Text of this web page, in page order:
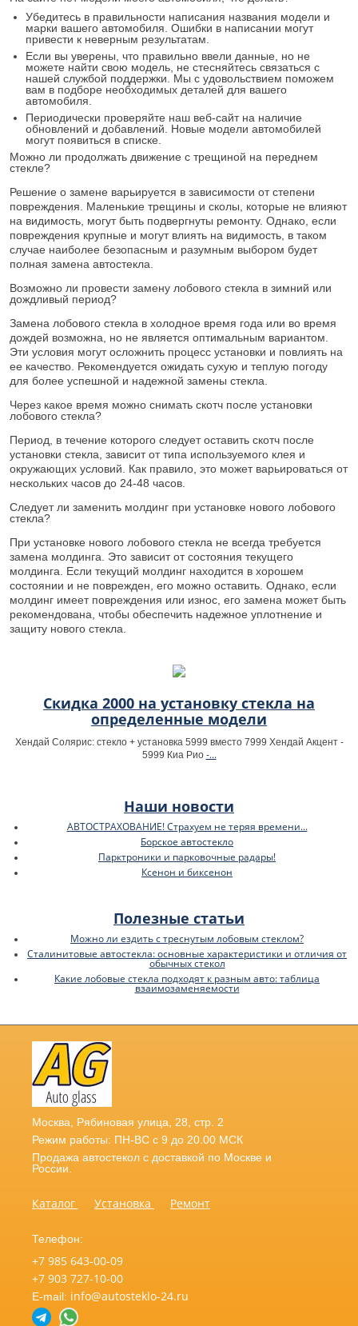
Убедитесь в правильности написания названия модели и
марки вашего автомобиля. Ошибки в написании могут
привести к неверным результатам.
Если вы уверены, что правильно ввели данные, но не
можете найти свою модель, не стесняйтесь связаться с
нашей службой поддержки. Мы с удовольствием поможем
вам в подборе необходимых деталей для вашего
автомобиля.
Периодически проверяйте наш веб-сайт на наличие
обновлений и добавлений. Новые модели автомобилей
могут появиться в списке.
Можно ли продолжать движение с трещиной на переднем
стекле?
Решение о замене варьируется в зависимости от степени
повреждения. Маленькие трещины и сколы, которые не влияют
на видимость, могут быть подвергнуты ремонту. Однако, если
повреждения крупные и могут влиять на видимость, в таком
случае наиболее безопасным и разумным выбором будет
полная замена автостекла.
Возможно ли провести замену лобового стекла в зимний или
дождливый период?
Замена лобового стекла в холодное время года или во время
дождей возможна, но не является оптимальным вариантом.
Эти условия могут осложнить процесс установки и повлиять на
ее качество. Рекомендуется ожидать сухую и теплую погоду
для более успешной и надежной замены стекла.
Через какое время можно снимать скотч после установки
лобового стекла?
Период, в течение которого следует оставить скотч после
установки стекла, зависит от типа используемого клея и
окружающих условий. Как правило, это может варьироваться от
нескольких часов до 24-48 часов.
Следует ли заменить молдинг при установке нового лобового
стекла?
При установке нового лобового стекла не всегда требуется
замена молдинга. Это зависит от состояния текущего
молдинга. Если текущий молдинг находится в хорошем
состоянии и не поврежден, его можно оставить. Однако, если
молдинг имеет повреждения или износ, его замена может быть
рекомендована, чтобы обеспечить надежное уплотнение и
защиту нового стекла.
Скидка 2000 на установку стекла на
определенные модели
Хендай Солярис: стекло + установка 5999 вместо 7999 Хендай Акцент -
5999 Киа Рио -...
Наши новости
АВТОСТРАХОВАНИЕ! Страхуем не теряя времени...
Борское автостекло
Парктроники и парковочные радары!
Ксенон и биксенон
Полезные статьи
Можно ли ездить с треснутым лобовым стеклом?
Сталинитовые автостекла: основные характеристики и отличия от
обычных стекол
Какие лобовые стекла подходят к разным авто: таблица
взаимозаменяемости
Москва, Рябиновая улица, 28, стр. 2
Режим работы: ПН-ВС с 9 до 20.00 МСК
Продажа автостекол с доставкой по Москве и
России.
Каталог Установка Ремонт
Телефон:
+7 985 643-00-09
+7 903 727-10-00
E-mail: info@autosteklo-24.ru